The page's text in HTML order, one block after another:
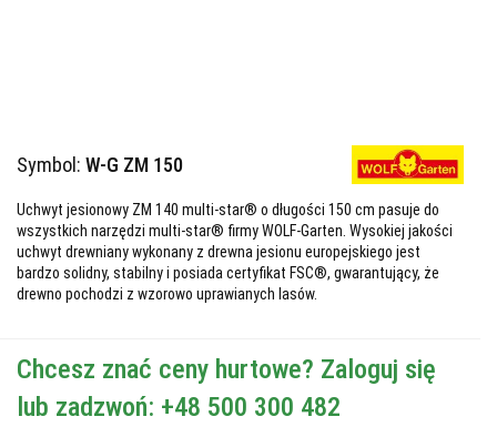
Symbol: W-G ZM 150
Uchwyt jesionowy ZM 140 multi-star® o długości 150 cm pasuje do
wszystkich narzędzi multi-star® firmy WOLF-Garten. Wysokiej jakości
uchwyt drewniany wykonany z drewna jesionu europejskiego jest
bardzo solidny, stabilny i posiada certyfikat FSC®, gwarantujący, że
drewno pochodzi z wzorowo uprawianych lasów.
Chcesz znać ceny hurtowe? Zaloguj się
lub zadzwoń: +48 500 300 482